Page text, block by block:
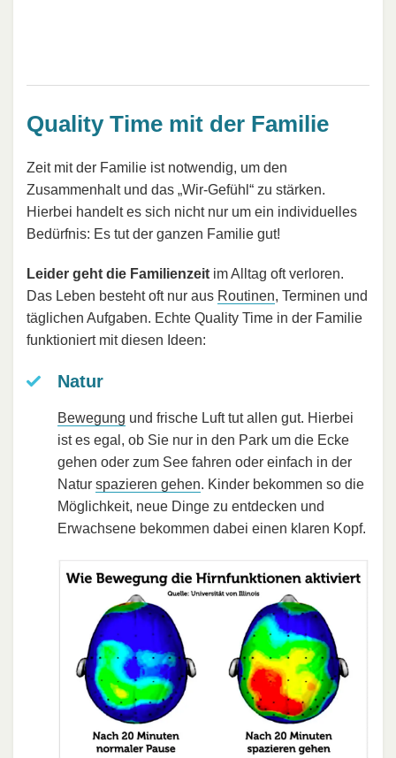
Quality Time mit der Familie
Zeit mit der Familie ist notwendig, um den
Zusammenhalt und das „Wir-Gefühl“ zu stärken.
Hierbei handelt es sich nicht nur um ein individuelles
Bedürfnis: Es tut der ganzen Familie gut!
Leider geht die Familienzeit im Alltag oft verloren.
Das Leben besteht oft nur aus Routinen, Terminen und
täglichen Aufgaben. Echte Quality Time in der Familie
funktioniert mit diesen Ideen:
Natur
Bewegung und frische Luft tut allen gut. Hierbei
ist es egal, ob Sie nur in den Park um die Ecke
gehen oder zum See fahren oder einfach in der
Natur spazieren gehen. Kinder bekommen so die
Möglichkeit, neue Dinge zu entdecken und
Erwachsene bekommen dabei einen klaren Kopf.